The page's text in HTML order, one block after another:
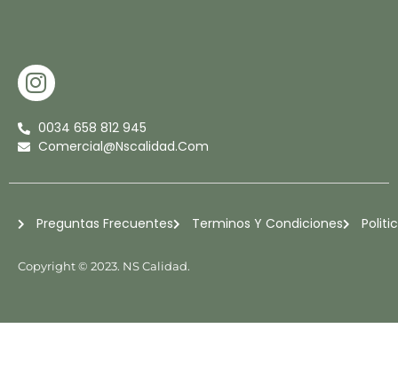
I
N
S
T
G
R
A
M
0034 658 812 945
Comercial@nscalidad.com
Copyright © 2023. NS Calidad.
Preguntas Frecuentes Terminos Y Condiciones